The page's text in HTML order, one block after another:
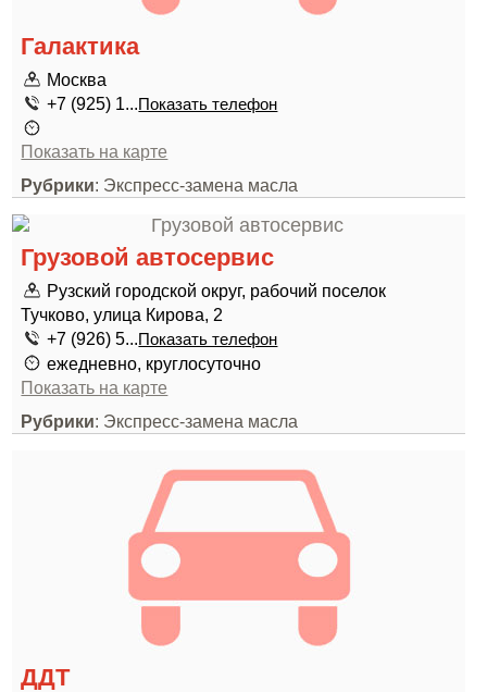
Галактика
Москва
+7 (925) 1...Показать телефон
Показать на карте
Рубрики: Экспресс-замена масла
Грузовой автосервис
Рузский городской округ, рабочий поселок
Тучково, улица Кирова, 2
+7 (926) 5...Показать телефон
ежедневно, круглосуточно
Показать на карте
Рубрики: Экспресс-замена масла
ДДТ